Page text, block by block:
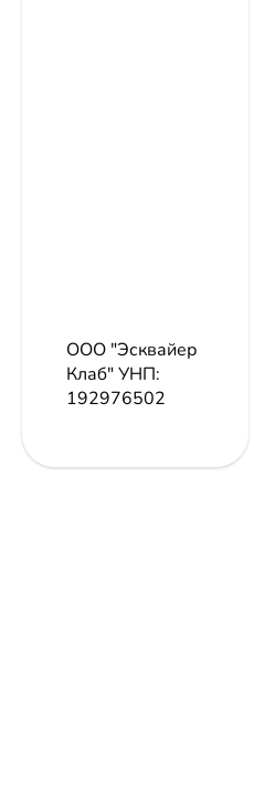
ООО "Эсквайер
Клаб"УНП:
192976502